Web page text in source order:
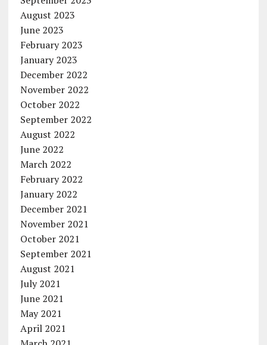
August 2023
June 2023
February 2023
January 2023
December 2022
November 2022
October 2022
September 2022
August 2022
June 2022
March 2022
February 2022
January 2022
December 2021
November 2021
October 2021
September 2021
August 2021
July 2021
June 2021
May 2021
April 2021